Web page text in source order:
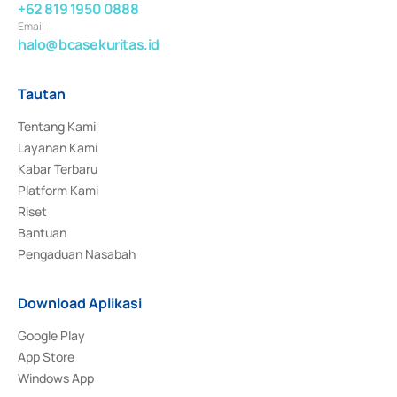
+62 819 1950 0888
Email
halo@bcasekuritas.id
Tautan
Tentang Kami
Layanan Kami
Kabar Terbaru
Platform Kami
Riset
Bantuan
Pengaduan Nasabah
Download Aplikasi
Google Play
App Store
Windows App